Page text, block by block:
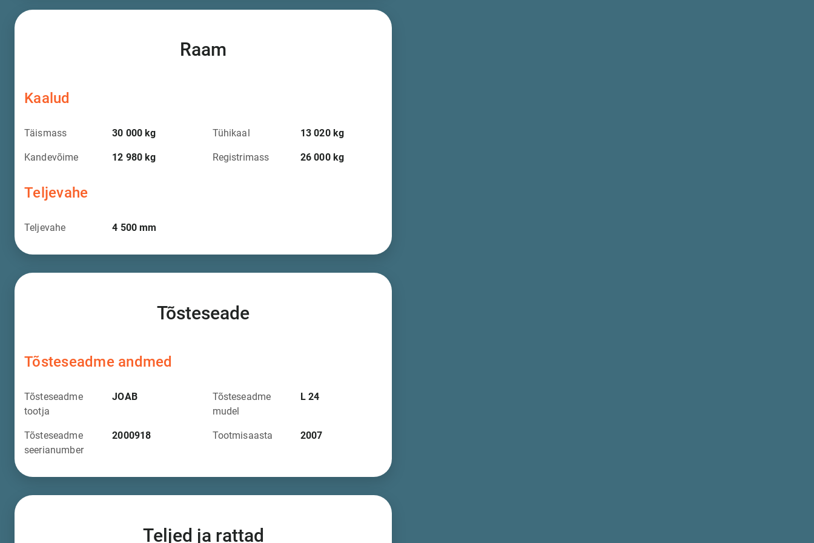
Raam
Kaalud
Täismass 30 000 kg Tühikaal 13 020 kg
Kandevõime 12 980 kg Registrimass 26 000 kg
Teljevahe
Teljevahe 4 500mm
Tõsteseade
Tõsteseadme andmed
Tõsteseadme
tootja
JOAB
Tõsteseadme
mudel
L 24
Tõsteseadme
seerianumber
2000918 Tootmisaasta 2007
Teljed ja rattad